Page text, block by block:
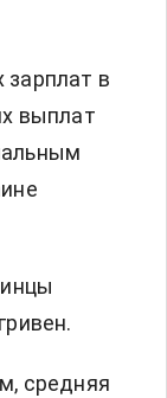
зарплат в
выплат
средняя